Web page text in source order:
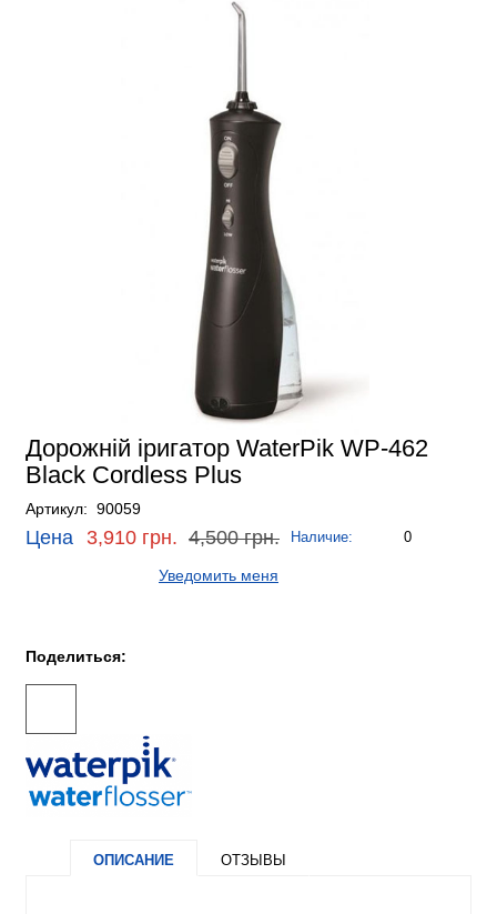
Дорожній іригатор WaterPik WP-462
Black Cordless Plus
Артикул: 90059
Цена 3,910 грн. 4,500 грн. Наличие: 0
Уведомить меня
Поделиться:
ОПИСАНИЕ ОТЗЫВЫ